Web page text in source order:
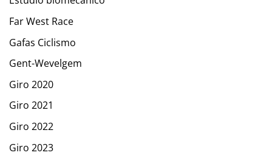
Far West Race
Gafas Ciclismo
Gent-Wevelgem
Giro 2020
Giro 2021
Giro 2022
Giro 2023